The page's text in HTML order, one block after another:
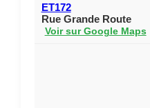
ET172
Rue Grande Route
Voir sur Google Maps